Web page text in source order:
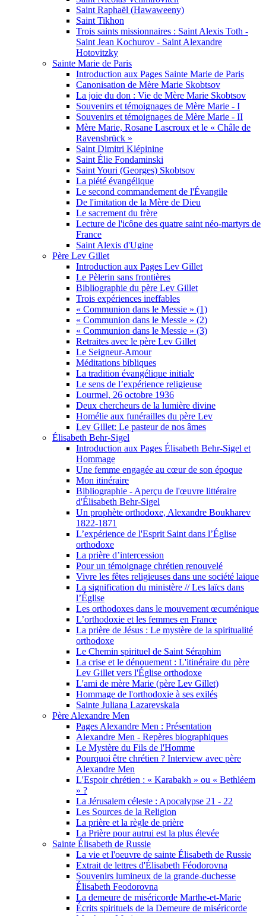
Saint Raphaël (Hawaweeny)
Saint Tikhon
Trois saints missionnaires : Saint Alexis Toth -
Saint Jean Kochurov - Saint Alexandre
Hotovitzky
Sainte Marie de Paris
Introduction aux Pages Sainte Marie de Paris
Canonisation de Mère Marie Skobtsov
La joie du don : Vie de Mère Marie Skobtsov
Souvenirs et témoignages de Mère Marie - I
Souvenirs et témoignages de Mère Marie - II
Mère Marie, Rosane Lascroux et le « Châle de
Ravensbrück »
Saint Dimitri Klépinine
Saint Élie Fondaminski
Saint Youri (Georges) Skobtsov
La piété évangélique
Le second commandement de l'Évangile
De l'imitation de la Mère de Dieu
Le sacrement du frère
Lecture de l'icône des quatre saint néo-martyrs de
France
Saint Alexis d'Ugine
Père Lev Gillet
Introduction aux Pages Lev Gillet
Le Pèlerin sans frontières
Bibliographie du père Lev Gillet
Trois expériences ineffables
« Communion dans le Messie » (1)
« Communion dans le Messie » (2)
« Communion dans le Messie » (3)
Retraites avec le père Lev Gillet
Le Seigneur-Amour
Méditations bibliques
La tradition évangélique initiale
Le sens de l’expérience religieuse
Lourmel, 26 octobre 1936
Deux chercheurs de la lumière divine
Homélie aux funérailles du père Lev
Lev Gillet: Le pasteur de nos âmes
Élisabeth Behr-Sigel
Introduction aux Pages Élisabeth Behr-Sigel et
Hommage
Une femme engagée au cœur de son époque
Mon itinéraire
Bibliographie - Aperçu de l'œuvre littéraire
d'Élisabeth Behr-Sigel
Un prophète orthodoxe, Alexandre Boukharev
1822-1871
L’expérience de l'Esprit Saint dans l’Église
orthodoxe
La prière d’intercession
Pour un témoignage chrétien renouvelé
Vivre les fêtes religieuses dans une société laïque
La signification du ministère // Les laïcs dans
l’Église
Les orthodoxes dans le mouvement œcuménique
L’orthodoxie et les femmes en France
La prière de Jésus : Le mystère de la spiritualité
orthodoxe
Le Chemin spirituel de Saint Séraphim
La crise et le dénouement : L'itinéraire du père
Lev Gillet vers l'Église orthodoxe
L'ami de mère Marie (père Lev Gillet)
Hommage de l'orthodoxie à ses exilés
Sainte Juliana Lazarevskaïa
Père Alexandre Men
Pages Alexandre Men : Présentation
Alexandre Men - Repères biographiques
Le Mystère du Fils de l'Homme
Pourquoi être chrétien ? Interview avec père
Alexandre Men
L'Espoir chrétien : « Karabakh » ou « Bethléem
» ?
La Jérusalem céleste : Apocalypse 21 - 22
Les Sources de la Religion
La prière et la règle de prière
La Prière pour autrui est la plus élevée
Sainte Élisabeth de Russie
La vie et l'oeuvre de sainte Élisabeth de Russie
Extrait de lettres d'Élisabeth Féodorovna
Souvenirs lumineux de la grande-duchesse
Élisabeth Feodorovna
La demeure de miséricorde Marthe-et-Marie
Écrits spirituels de la Demeure de miséricorde